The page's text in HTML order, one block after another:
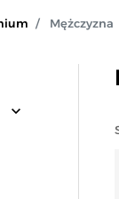
Mężczyzna
expand_more